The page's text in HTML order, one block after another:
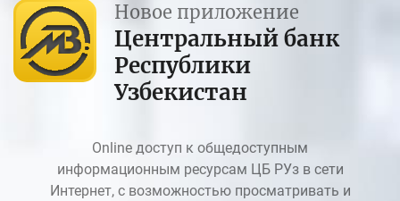
Новое приложение
Центральный банк
Республики
Узбекистан
Online доступ к общедоступным
информационным ресурсам ЦБ РУз в сети
Интернет, с возможностью просматривать и